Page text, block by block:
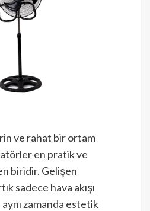
ve rahat bir ortam
en pratik ve
biridir. Gelişen
sadece hava akışı
zamanda estetik